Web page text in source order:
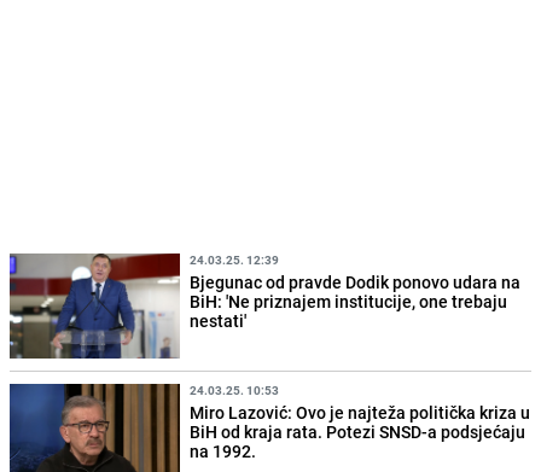
24.03.25. 12:39
Bjegunac od pravde Dodik ponovo udara na
BiH: 'Ne priznajem institucije, one trebaju
nestati'
24.03.25. 10:53
Miro Lazović: Ovo je najteža politička kriza u
BiH od kraja rata. Potezi SNSD-a podsjećaju
na 1992.